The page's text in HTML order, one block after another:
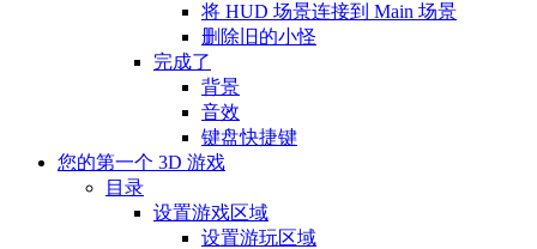
将 HUD 场景连接到 Main 场景
删除旧的小怪
完成了
背景
音效
键盘快捷键
您的第一个 3D 游戏
目录
设置游戏区域
设置游玩区域